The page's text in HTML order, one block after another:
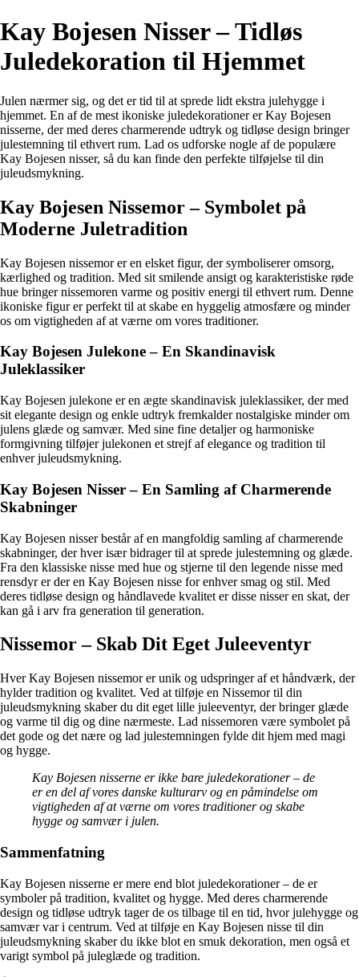
Kay Bojesen Nisser – Tidløs
Juledekoration til Hjemmet
Julen nærmer sig, og det er tid til at sprede lidt ekstra julehygge i
hjemmet. En af de mest ikoniske juledekorationer er Kay Bojesen
nisserne, der med deres charmerende udtryk og tidløse design bringer
julestemning til ethvert rum. Lad os udforske nogle af de populære
Kay Bojesen nisser, så du kan finde den perfekte tilføjelse til din
juleudsmykning.
Kay Bojesen Nissemor – Symbolet på
Moderne Juletradition
Kay Bojesen nissemor er en elsket figur, der symboliserer omsorg,
kærlighed og tradition. Med sit smilende ansigt og karakteristiske røde
hue bringer nissemoren varme og positiv energi til ethvert rum. Denne
ikoniske figur er perfekt til at skabe en hyggelig atmosfære og minder
os om vigtigheden af at værne om vores traditioner.
Kay Bojesen Julekone – En Skandinavisk
Juleklassiker
Kay Bojesen julekone er en ægte skandinavisk juleklassiker, der med
sit elegante design og enkle udtryk fremkalder nostalgiske minder om
julens glæde og samvær. Med sine fine detaljer og harmoniske
formgivning tilføjer julekonen et strejf af elegance og tradition til
enhver juleudsmykning.
Kay Bojesen Nisser – En Samling af Charmerende
Skabninger
Kay Bojesen nisser består af en mangfoldig samling af charmerende
skabninger, der hver især bidrager til at sprede julestemning og glæde.
Fra den klassiske nisse med hue og stjerne til den legende nisse med
rensdyr er der en Kay Bojesen nisse for enhver smag og stil. Med
deres tidløse design og håndlavede kvalitet er disse nisser en skat, der
kan gå i arv fra generation til generation.
Nissemor – Skab Dit Eget Juleeventyr
Hver Kay Bojesen nissemor er unik og udspringer af et håndværk, der
hylder tradition og kvalitet. Ved at tilføje en Nissemor til din
juleudsmykning skaber du dit eget lille juleeventyr, der bringer glæde
og varme til dig og dine nærmeste. Lad nissemoren være symbolet på
det gode og det nære og lad julestemningen fylde dit hjem med magi
og hygge.
Kay Bojesen nisserne er ikke bare juledekorationer – de
er en del af vores danske kulturarv og en påmindelse om
vigtigheden af at værne om vores traditioner og skabe
hygge og samvær i julen.
Sammenfatning
Kay Bojesen nisserne er mere end blot juledekorationer – de er
symboler på tradition, kvalitet og hygge. Med deres charmerende
design og tidløse udtryk tager de os tilbage til en tid, hvor julehygge og
samvær var i centrum. Ved at tilføje en Kay Bojesen nisse til din
juleudsmykning skaber du ikke blot en smuk dekoration, men også et
varigt symbol på juleglæde og tradition.